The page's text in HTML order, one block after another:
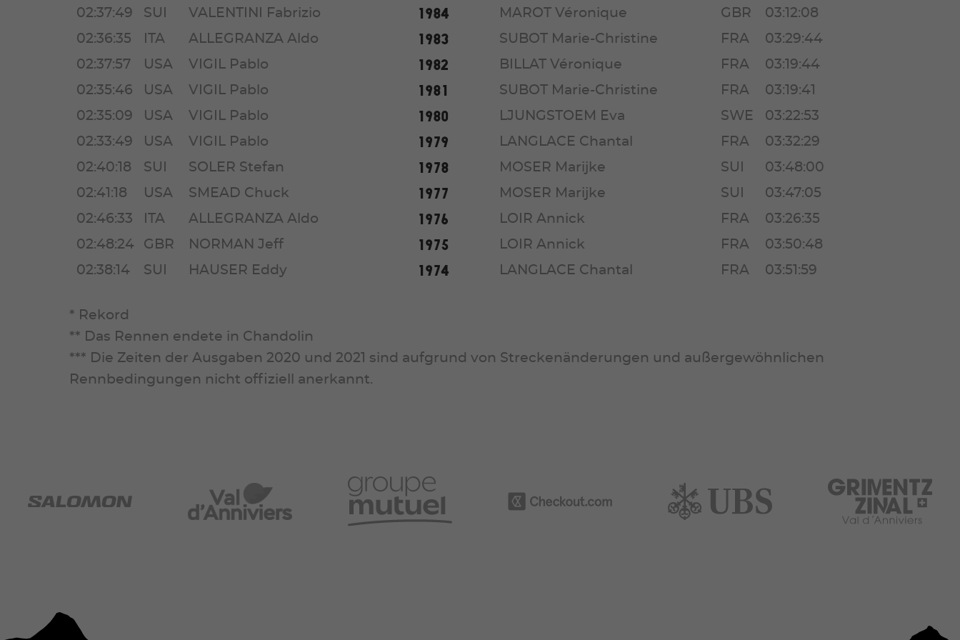
02:37:49
SUI VALENTINI Fabrizio 1984 MAROT Véronique GBR
03:12:08
02:36:35
ITA ALLEGRANZA Aldo 1983 SUBOT Marie-Christine FRA
03:29:44
02:37:57
USA VIGIL Pablo 1982 BILLAT Véronique FRA
03:19:44
02:35:46
USA VIGIL Pablo 1981 SUBOT Marie-Christine FRA
03:19:41
02:35:09
USA VIGIL Pablo 1980 LJUNGSTOEM Eva SWE
03:22:53
02:33:49
USA VIGIL Pablo 1979 LANGLACE Chantal FRA
03:32:29
02:40:18
SUI SOLER Stefan 1978 MOSER Marijke SUI
03:48:00
02:41:18
USA SMEAD Chuck 1977 MOSER Marijke SUI
03:47:05
02:46:33
ITA ALLEGRANZA Aldo 1976 LOIR Annick FRA
03:26:35
02:48:24
GBR NORMAN Jeff 1975 LOIR Annick FRA
03:50:48
02:38:14
SUI HAUSER Eddy 1974 LANGLACE Chantal FRA 03:51:59
* Rekord
** Das Rennen endete in Chandolin
*** Die Zeiten der Ausgaben 2020 und 2021 sind aufgrund von Streckenänderungen und außergewöhnlichen
Rennbedingungen nicht offiziell anerkannt.